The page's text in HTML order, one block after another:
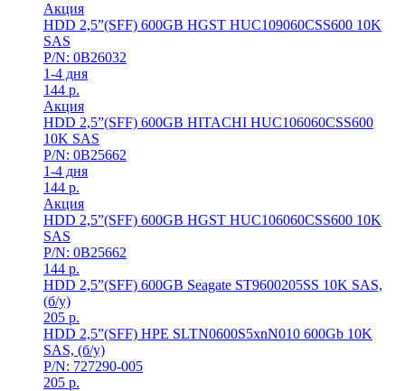
Акция
HDD 2,5”(SFF) 600GB HGST HUC109060CSS600 10K
SAS
P/N: 0B26032
1-4 дня
144 р.
Акция
HDD 2,5”(SFF) 600GB HITACHI HUC106060CSS600
10K SAS
P/N: 0B25662
1-4 дня
144 р.
Акция
HDD 2,5”(SFF) 600GB HGST HUC106060CSS600 10K
SAS
P/N: 0B25662
144 р.
HDD 2,5”(SFF) 600GB Seagate ST9600205SS 10K SAS,
(б/у)
205 р.
HDD 2,5”(SFF) HPE SLTN0600S5xnN010 600Gb 10K
SAS, (б/у)
P/N: 727290-005
205 р.